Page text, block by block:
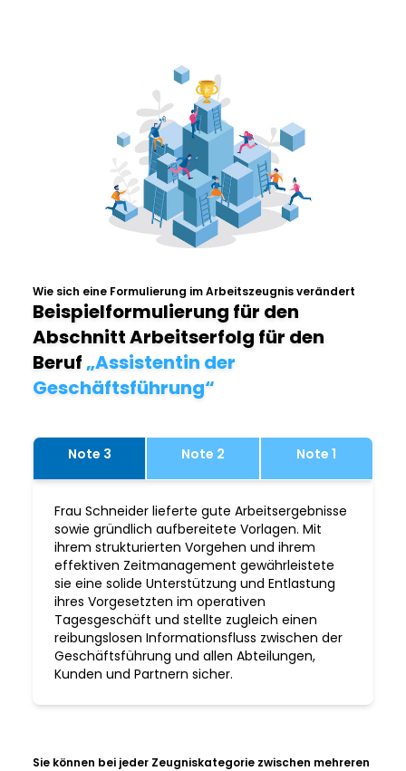
Wie sich eine Formulierung im Arbeitszeugnis verändert
Beispielformulierung für den
Abschnitt Arbeitserfolg für den
Beruf„Assistentin der
Geschäftsführung“
Note 3 Note 2 Note 1
Frau Schneider lieferte gute Arbeitsergebnisse
sowie gründlich aufbereitete Vorlagen. Mit
ihrem strukturierten Vorgehen und ihrem
effektiven Zeitmanagement gewährleistete
sie eine solide Unterstützung und Entlastung
ihres Vorgesetzten im operativen
Tagesgeschäft und stellte zugleich einen
reibungslosen Informationsfluss zwischen der
Geschäftsführung und allen Abteilungen,
Kunden und Partnern sicher.
Sie können bei jeder Zeugniskategorie zwischen mehreren